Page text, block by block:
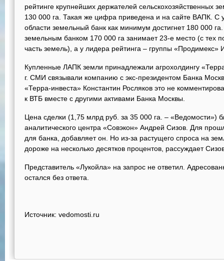
рейтинге крупнейших держателей сельскохозяйственных
130 000 га. Такая же цифра приведена и на сайте ВАПК. С
области земельный банк как минимум достигнет 180 000
земельным банком 170 000 га занимает 23-е место (с тех
часть земель), а у лидера рейтинга – группы «Продимекс»
Купленные ЛАПК земли принадлежали агрохолдингу
г. СМИ связывали компанию с экс-президентом Банка
«Терра-инвеста» Константин Росляков это не
к ВТБ вместе с другими активами Банка Москвы.
Цена сделки (1,75 млрд руб. за 35 000 га. – «Ведомости»)
аналитического центра «Совэкон» Андрей Сизов. Для
для банка, добавляет он. Но из-за растущего спроса на
дороже на несколько десятков процентов, рассуждает
Представитель «Лукойла» на запрос не ответил.
остался без ответа.
Источник: vedomosti.ru